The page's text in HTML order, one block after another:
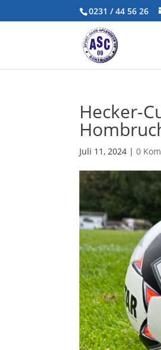
0231 / 44 56 26
Hecker-
Juli 11, 2024 |0